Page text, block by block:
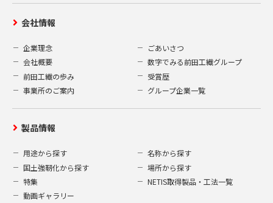
会社情報
企業理念
ごあいさつ
会社概要
数字でみる前田工繊グループ
前田工繊の歩み
受賞歴
事業所のご案内
グループ企業一覧
製品情報
用途から探す
名称から探す
国土強靭化から探す
場所から探す
特集
NETIS取得製品・工法一覧
動画ギャラリー